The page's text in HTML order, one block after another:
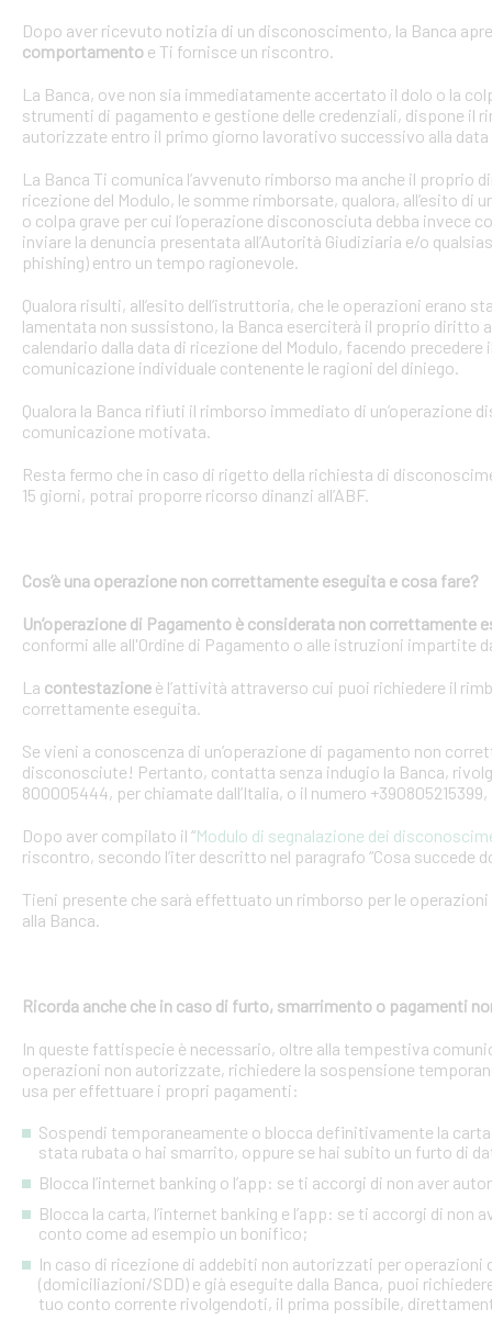
Dopo aver ricevuto notizia di un disconoscimento, la Banca
comportamento e Ti fornisce un riscontro.
La Banca, ove non sia immediatamente accertato il dolo o la
strumenti di pagamento e gestione delle credenziali, dispone il
autorizzate entro il primo giorno lavorativo successivo alla data
La Banca Ti comunica l’avvenuto rimborso ma anche il proprio
ricezione del Modulo, le somme rimborsate, qualora, all’esito
o colpa grave per cui l’operazione disconosciuta debba invece
inviare la denuncia presentata all’Autorità Giudiziaria e/o
phishing) entro un tempo ragionevole.
Qualora risulti, all’esito dell’istruttoria, che le operazioni erano
lamentata non sussistono, la Banca eserciterà il proprio diritto
calendario dalla data di ricezione del Modulo, facendo
comunicazione individuale contenente le ragioni del diniego.
Qualora la Banca rifiuti il rimborso immediato di un’operazione
comunicazione motivata.
Resta fermo che in caso di rigetto della richiesta di
15 giorni, potrai proporre ricorso dinanzi all’ABF.
Cos’è una operazione non correttamente eseguita e cosa fare?
Un’operazione di Pagamento è considerata non correttamente
conformi alle all'Ordine di Pagamento o alle istruzioni impartite
La contestazione è l’attività attraverso cui puoi richiedere il
correttamente eseguita.
Se vieni a conoscenza di un’operazione di pagamento non
disconosciute! Pertanto, contatta senza indugio la Banca,
800005444, per chiamate dall’Italia, o il numero
Dopo aver compilato il “Modulo di segnalazione dei
riscontro, secondo l’iter descritto nel paragrafo “Cosa succede
Tieni presente che sarà effettuato un rimborso per le
alla Banca.
Ricorda anche che in caso di furto, smarrimento o pagamenti
In queste fattispecie è necessario, oltre alla tempestiva
operazioni non autorizzate, richiedere la sospensione
usa per effettuare i propri pagamenti:
Sospendi temporaneamente o blocca definitivamente la
stata rubata o hai smarrito, oppure se hai subito un furto di
Blocca l’internet banking o l’app: se ti accorgi di non aver
Blocca la carta, l’internet banking e l’app: se ti accorgi di
conto come ad esempio un bonifico;
In caso di ricezione di addebiti non autorizzati per
(domiciliazioni/SDD) e già eseguite dalla Banca, puoi
tuo conto corrente rivolgendoti, il prima possibile,